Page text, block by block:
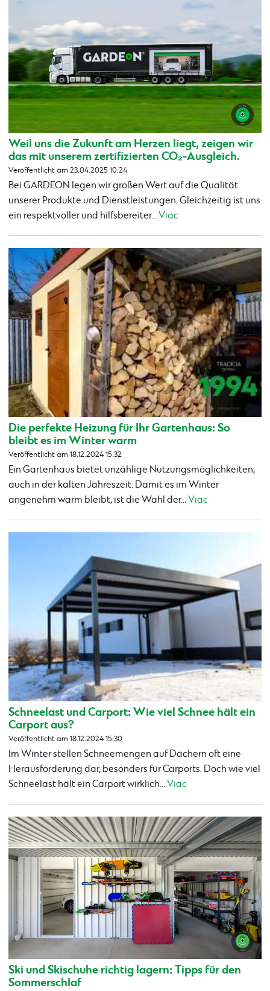
Weil uns die Zukunft am Herzen liegt, zeigen wir
das mit unserem zertifizierten CO₂-Ausgleich.
Veröffentlicht am 23.04.2025 10:24
Bei GARDEON legen wir großen Wert auf die Qualität
unserer Produkte und Dienstleistungen. Gleichzeitig ist uns
ein respektvoller und hilfsbereiter...Viac
Die perfekte Heizung für Ihr Gartenhaus: So
bleibt es im Winter warm
Veröffentlicht am 18.12.2024 15:32
Ein Gartenhaus bietet unzählige Nutzungsmöglichkeiten,
auch in der kalten Jahreszeit. Damit es im Winter
angenehm warm bleibt, ist die Wahl der...Viac
Schneelast und Carport: Wie viel Schnee hält ein
Carport aus?
Veröffentlicht am 18.12.2024 15:30
Im Winter stellen Schneemengen auf Dächern oft eine
Herausforderung dar, besonders für Carports. Doch wie viel
Schneelast hält ein Carport wirklich...Viac
Ski und Skischuhe richtig lagern: Tipps für den
Sommerschlaf